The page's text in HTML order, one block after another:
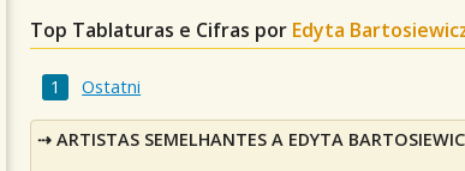
Top Tablaturas e Cifras por Edyta
Ostatni
ARTISTAS SEMELHANTES A EDYTA